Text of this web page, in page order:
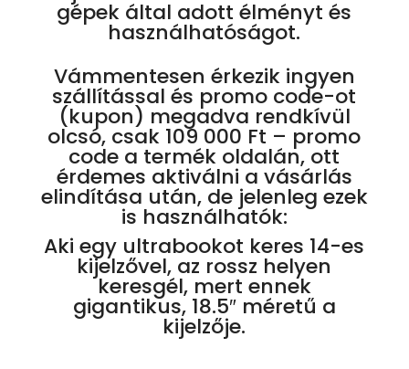
gépek által adott élményt és
használhatóságot.
Vámmentesen érkezik ingyen
szállítással és promo code-ot
(kupon) megadva rendkívül
olcsó, csak 109 000 Ft – promo
code a termék oldalán, ott
érdemes aktiválni a vásárlás
elindítása után, de jelenleg ezek
is használhatók:
Aki egy ultrabookot keres 14-es
kijelzővel, az rossz helyen
keresgél, mert ennek
gigantikus, 18.5″ méretű a
kijelzője.